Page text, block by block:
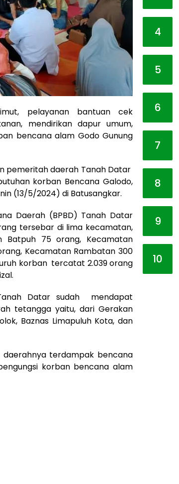
pelayanan bantuan cek
mendirikan dapur umum,
bencana alam Godo Gunung
pemeritah daerah Tanah Datar
korban Bencana Galodo,
(13/5/2024) di Batusangkar.
Daerah (BPBD) Tanah Datar
tersebar di lima kecamatan,
Batpuh 75 orang, Kecamatan
Kecamatan Rambatan 300
korban tercatat 2.039 orang
Datar sudah mendapat
tetangga yaitu, dari Gerakan
Baznas Limapuluh Kota, dan
daerahnya terdampak bencana
korban bencana alam
4
5
6
7
8
9
10